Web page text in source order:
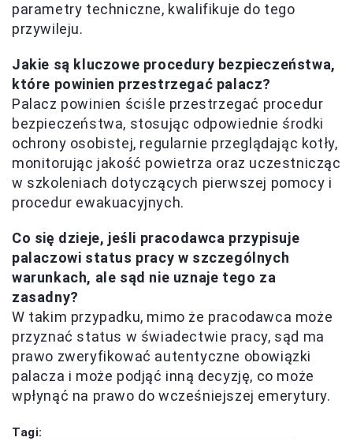
parametry techniczne, kwalifikuje do tego
przywileju.
Jakie są kluczowe procedury bezpieczeństwa,
które powinien przestrzegać palacz?
Palacz powinien ściśle przestrzegać procedur
bezpieczeństwa, stosując odpowiednie środki
ochrony osobistej, regularnie przeglądając kotły,
monitorując jakość powietrza oraz uczestnicząc
w szkoleniach dotyczących pierwszej pomocy i
procedur ewakuacyjnych.
Co się dzieje, jeśli pracodawca przypisuje
palaczowi status pracy w szczególnych
warunkach, ale sąd nie uznaje tego za
zasadny?
W takim przypadku, mimo że pracodawca może
przyznać status w świadectwie pracy, sąd ma
prawo zweryfikować autentyczne obowiązki
palacza i może podjąć inną decyzję, co może
wpłynąć na prawo do wcześniejszej emerytury.
Tagi: